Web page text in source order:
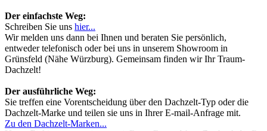
Der einfachste Weg:
Schreiben Sie uns hier...
Wir melden uns dann bei Ihnen und beraten Sie persönlich,
entweder telefonisch oder bei uns in unserem Showroom in
Grünsfeld (Nähe Würzburg). Gemeinsam finden wir Ihr Traum-
Dachzelt!
Der ausführliche Weg:
Sie treffen eine Vorentscheidung über den Dachzelt-Typ oder die
Dachzelt-Marke und teilen sie uns in Ihrer E-mail-Anfrage mit.
Zu den Dachzelt-Marken...